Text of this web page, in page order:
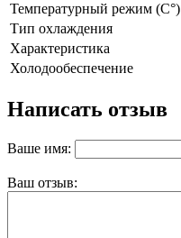
Температурный режим (C°)
Тип охлаждения
Характеристика
Холодообеспечение
Написать отзыв
Ваше имя:
Ваш отзыв: